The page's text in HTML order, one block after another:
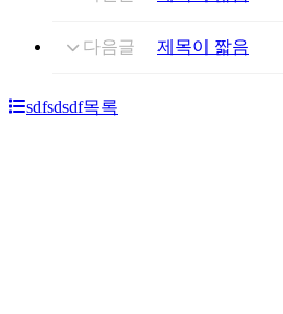
다음글 제목이 짧음
sdfsdsdf목록